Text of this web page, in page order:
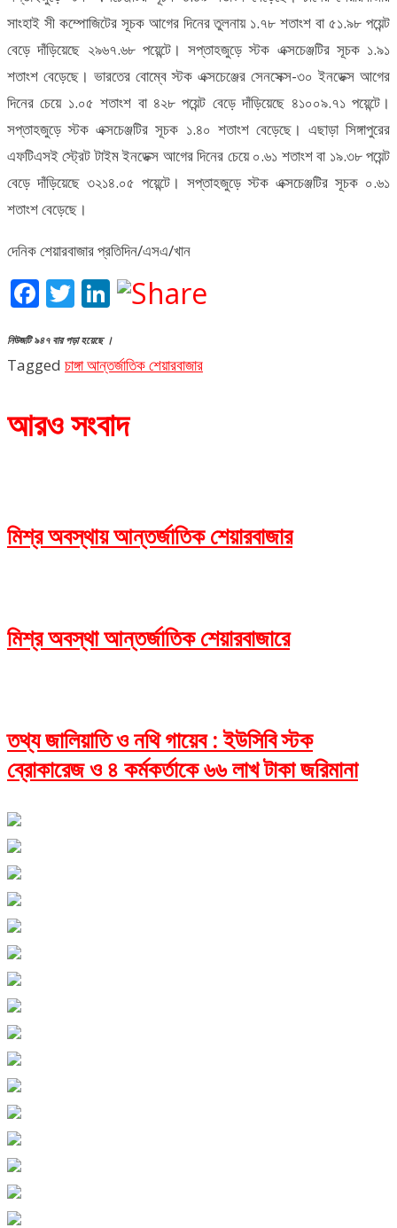
সাংহাই সী কম্পোজিটের সূচক আগের দিনের তুলনায় ১.৭৮ শতাংশ বা ৫১.৯৮ পয়েন্ট
বেড়ে দাঁড়িয়েছে ২৯৬৭.৬৮ পয়েন্টে। সপ্তাহজুড়ে স্টক এক্সচেঞ্জটির সূচক ১.৯১
শতাংশ বেড়েছে। ভারতের বোম্বে স্টক এক্সচেঞ্জের সেনসেক্স-৩০ ইনডেক্স আগের
দিনের চেয়ে ১.০৫ শতাংশ বা ৪২৮ পয়েন্ট বেড়ে দাঁড়িয়েছে ৪১০০৯.৭১ পয়েন্টে।
সপ্তাহজুড়ে স্টক এক্সচেঞ্জটির সূচক ১.৪০ শতাংশ বেড়েছে। এছাড়া সিঙ্গাপুরের
এফটিএসই স্ট্রেট টাইম ইনডেক্স আগের দিনের চেয়ে ০.৬১ শতাংশ বা ১৯.৩৮ পয়েন্ট
বেড়ে দাঁড়িয়েছে ৩২১৪.০৫ পয়েন্টে। সপ্তাহজুড়ে স্টক এক্সচেঞ্জটির সূচক ০.৬১
শতাংশ বেড়েছে।
দেনিক শেয়ারবাজার প্রতিদিন/এসএ/খান
Facebook
Twitter
LinkedIn
নিউজটি ৯৪৭ বার পড়া হয়েছে ।
Tagged চাঙ্গা আন্তর্জাতিক শেয়ারবাজার
আরও সংবাদ
মিশ্র অবস্থায় আন্তর্জাতিক শেয়ারবাজার
মিশ্র অবস্থা আন্তর্জাতিক শেয়ারবাজারে
তথ্য জালিয়াতি ও নথি গায়েব : ইউসিবি স্টক
ব্রোকারেজ ও ৪ কর্মকর্তাকে ৬৬ লাখ টাকা জরিমানা